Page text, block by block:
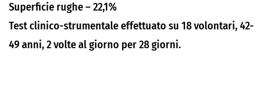
Superficie rughe – 22,1%
Test clinico-strumentale effettuato su 18 volontari, 42-
49 anni, 2 volte al giorno per 28 giorni.